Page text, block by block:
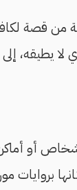
من قصة
لا يطيقه،
أو
بروايات